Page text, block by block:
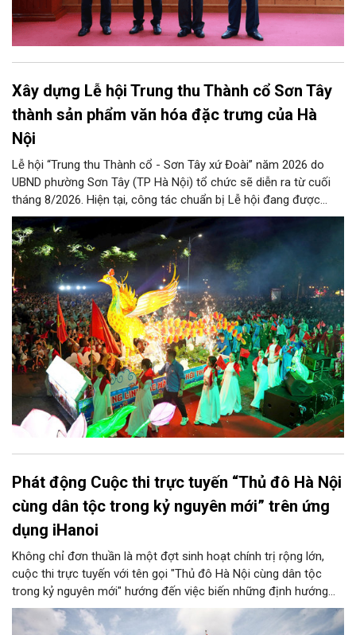
Xây dựng Lễ hội Trung thu Thành cổ Sơn Tây
thành sản phẩm văn hóa đặc trưng của Hà
Nội
Lễ hội “Trung thu Thành cổ - Sơn Tây xứ Đoài” năm 2026 do
UBND phường Sơn Tây (TP Hà Nội) tổ chức sẽ diễn ra từ cuối
tháng 8/2026. Hiện tại, công tác chuẩn bị Lễ hội đang được
chính quyền phường Sơn Tây cùng các phòng, ban, ngành, đơn
vị và 25 tổ dân phố khẩn trương triển khai, tạo khí thế sôi nổi,
sẵn sàng mang đến cho Nhân dân và du khách một mùa Trung
thu quy mô, đặc sắc và giàu bản sắc văn hóa xứ Đoài.
Phát động Cuộc thi trực tuyến “Thủ đô Hà Nội
cùng dân tộc trong kỷ nguyên mới” trên ứng
dụng iHanoi
Không chỉ đơn thuần là một đợt sinh hoạt chính trị rộng lớn,
cuộc thi trực tuyến với tên gọi "Thủ đô Hà Nội cùng dân tộc
trong kỷ nguyên mới" hướng đến việc biến những định hướng
chiến lược trong Nghị quyết số 02-NQ/TW của Bộ Chính trị
thành niềm tin, thành nhận thức chung của mỗi người dân.